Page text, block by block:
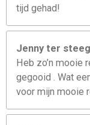
tijd gehad!
Jenny ter
Heb zo’n mooie
gegooid . Wat
voor mijn mooie